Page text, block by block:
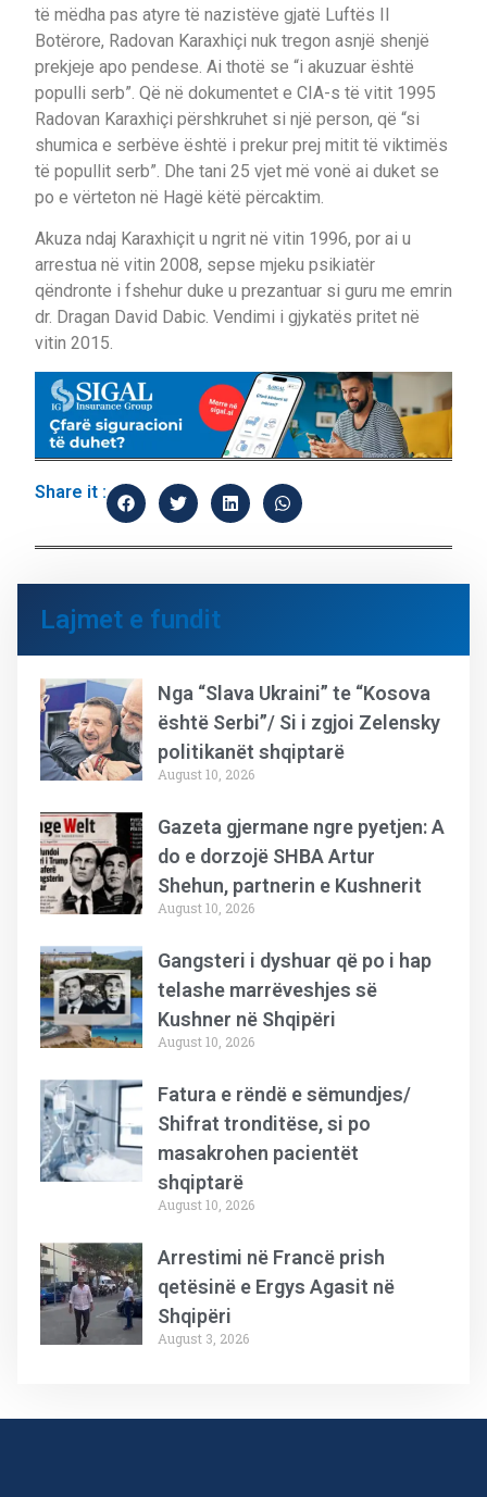
të mëdha pas atyre të nazistëve gjatë Luftës II
Botërore, Radovan Karaxhiçi nuk tregon asnjë shenjë
prekjeje apo pendese. Ai thotë se “i akuzuar është
populli serb”. Që në dokumentet e CIA-s të vitit 1995
Radovan Karaxhiçi përshkruhet si një person, që “si
shumica e serbëve është i prekur prej mitit të viktimës
të popullit serb”. Dhe tani 25 vjet më vonë ai duket se
po e vërteton në Hagë këtë përcaktim.
Akuza ndaj Karaxhiçit u ngrit në vitin 1996, por ai u
arrestua në vitin 2008, sepse mjeku psikiatër
qëndronte i fshehur duke u prezantuar si guru me emrin
dr. Dragan David Dabic. Vendimi i gjykatës pritet në
vitin 2015.
Share it :
Lajmet e fundit
Nga “Slava Ukraini” te “Kosova
është Serbi”/ Si i zgjoi Zelensky
politikanët shqiptarë
August 10, 2026
Gazeta gjermane ngre pyetjen: A
do e dorzojë SHBA Artur
Shehun, partnerin e Kushnerit
August 10, 2026
Gangsteri i dyshuar që po i hap
telashe marrëveshjes së
Kushner në Shqipëri
August 10, 2026
Fatura e rëndë e sëmundjes/
Shifrat tronditëse, si po
masakrohen pacientët
shqiptarë
August 10, 2026
Arrestimi në Francë prish
qetësinë e Ergys Agasit në
Shqipëri
August 3, 2026